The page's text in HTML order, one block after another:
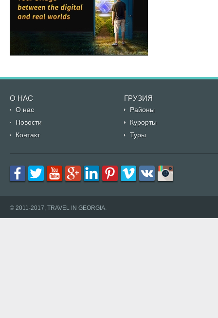
О НАС ГРУЗИЯ
О нас
Районы
Новости
Курорты
Контакт
Туры
© 2011-2017, TRAVEL IN GEORGIA.